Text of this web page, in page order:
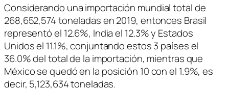
Considerando una importación mundial total de
268,652,574 toneladas en 2019, entonces Brasil
representó el 12.6%, India el 12.3% y Estados
Unidos el 11.1%, conjuntando estos 3 países el
36.0% del total de la importación, mientras que
México se quedó en la posición 10 con el 1.9%, es
decir, 5,123,634 toneladas.